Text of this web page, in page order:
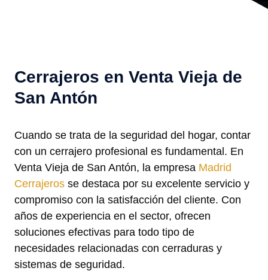
Cerrajeros en Venta Vieja de
San Antón
Cuando se trata de la seguridad del hogar, contar
con un cerrajero profesional es fundamental. En
Venta Vieja de San Antón, la empresa Madrid
Cerrajeros se destaca por su excelente servicio y
compromiso con la satisfacción del cliente. Con
años de experiencia en el sector, ofrecen
soluciones efectivas para todo tipo de
necesidades relacionadas con cerraduras y
sistemas de seguridad.